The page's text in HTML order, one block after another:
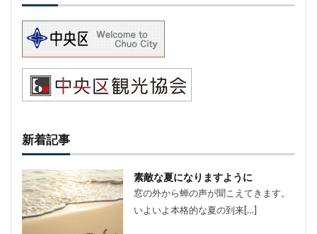
新着記事
素敵な夏になりますように
窓の外から蝉の声が聞こえてきます。
いよいよ本格的な夏の到来[…]